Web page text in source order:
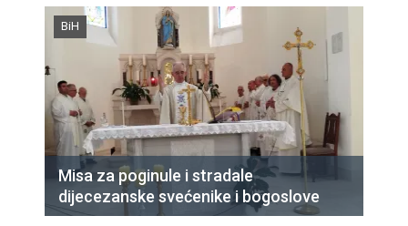
BiH
Misa za poginule i stradale
dijecezanske svećenike i bogoslove